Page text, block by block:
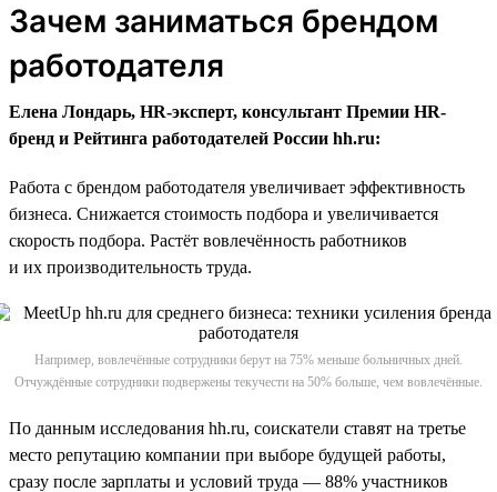
Зачем заниматься брендом
работодателя
Елена Лондарь, HR-эксперт, консультант Премии HR-
бренд и Рейтинга работодателей России hh.ru:
Работа с брендом работодателя увеличивает эффективность
бизнеса. Снижается стоимость подбора и увеличивается
скорость подбора. Растёт вовлечённость работников
и их производительность труда.
Например, вовлечённые сотрудники берут на 75% меньше больничных дней.
Отчуждённые сотрудники подвержены текучести на 50% больше, чем вовлечённые.
По данным исследования hh.ru, соискатели ставят на третье
место репутацию компании при выборе будущей работы,
сразу после зарплаты и условий труда — 88% участников